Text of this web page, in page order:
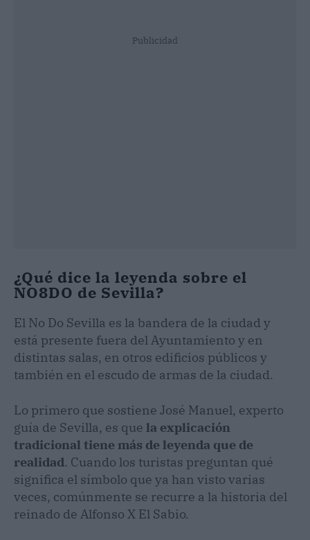
Publicidad
¿Qué dice la leyenda sobre el
NO8DO de Sevilla?
El No Do Sevilla es la bandera de la ciudad y
está presente fuera del Ayuntamiento y en
distintas salas, en otros edificios públicos y
también en el escudo de armas de la ciudad.
Lo primero que sostiene José Manuel, experto
guía de Sevilla, es que la explicación
tradicional tiene más de leyenda que de
realidad. Cuando los turistas preguntan qué
significa el símbolo que ya han visto varias
veces, comúnmente se recurre a la historia del
reinado de Alfonso X El Sabio.